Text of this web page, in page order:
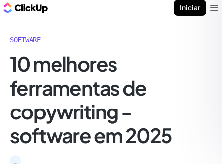
Iniciar
SOFTWARE
10 melhores
ferramentas de
copywriting -
software em 2025